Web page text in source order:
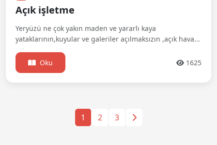
Açık işletme
Yeryüzü ne çok yakın maden ve yararlı kaya
yataklarının,kuyular ve galeriler açılmaksızın ,açık hava...
Oku 1625
1 2 3